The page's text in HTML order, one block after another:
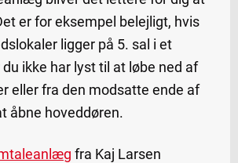
er for eksempel belejligt, hvis
ligger på 5. sal i et
ikke har lyst til at løbe ned af
eller fra den modsatte ende af
åbne hoveddøren.
fra Kaj Larsen